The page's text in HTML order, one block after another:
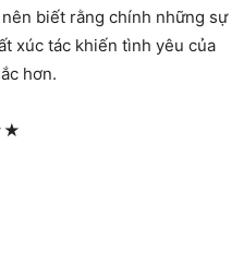
biết rằng chính những sự
xúc tác khiến tình yêu của
hơn.